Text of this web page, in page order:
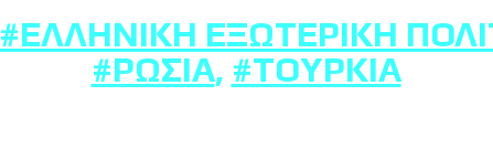
#ΕΛΛΗΝΙΚΉ ΕΞΩΤΕΡΙΚΉ
#ΡΩΣΊΑ, #ΤΟΥΡΚΊΑ